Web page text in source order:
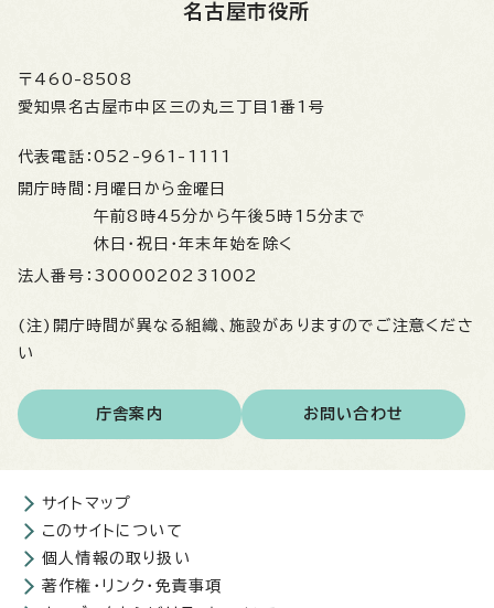
名古屋市役所
〒460-8508
愛知県名古屋市中区三の丸三丁目1番1号
代表電話： 052-961-1111
開庁時間： 月曜日から金曜日
午前8時45分から午後5時15分まで
休日・祝日・年末年始を除く
法人番号： 3000020231002
(注)開庁時間が異なる組織、施設がありますのでご注意くださ
い
庁舎案内 お問い合わせ
サイトマップ
このサイトについて
個人情報の取り扱い
著作権・リンク・免責事項